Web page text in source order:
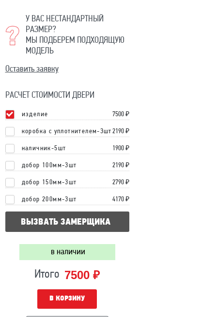
У ВАС НЕСТАНДАРТНЫЙ
РАЗМЕР?
МЫ ПОДБЕРЕМ ПОДХОДЯЩУЮ
МОДЕЛЬ
Оставить заявку
РАСЧЕТ СТОИМОСТИ ДВЕРИ
изделие 7500₽
коробка с уплотнителем-3шт 2190 ₽
наличник-5шт 1900 ₽
добор 100мм-3шт 2190 ₽
добор 150мм-3шт 2790 ₽
добор 200мм-3шт 4170 ₽
ВЫЗВАТЬ ЗАМЕРЩИКА
в наличии
Итого 7500 ₽
В КОРЗИНУ